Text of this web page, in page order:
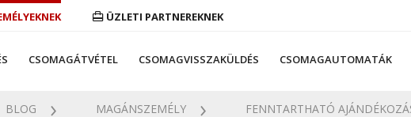
ÜZLETI PARTNEREKNEK
CSOMAGÁTVÉTEL CSOMAGVISSZAKÜLDÉS CSOMAGAUTOMATÁK
BLOG MAGÁNSZEMÉLY FENNTARTHATÓ